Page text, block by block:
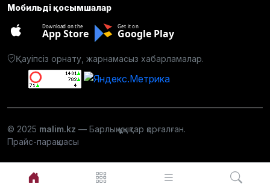
Мобильді қосымшалар
Download on the
App Store
Get it on
Google Play
Қауіпсіз орнату, жарнамасыз хабарламалар.
© 2025 malim.kz — Барлық құқықтар қорғалған.
Прайс-парақшасы